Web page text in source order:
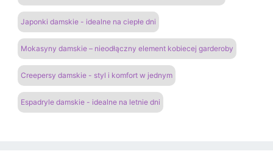
Japonki damskie - idealne na ciepłe dni
Mokasyny damskie – nieodłączny element kobiecej garderoby
Creepersy damskie - styl i komfort w jednym
Espadryle damskie - idealne na letnie dni